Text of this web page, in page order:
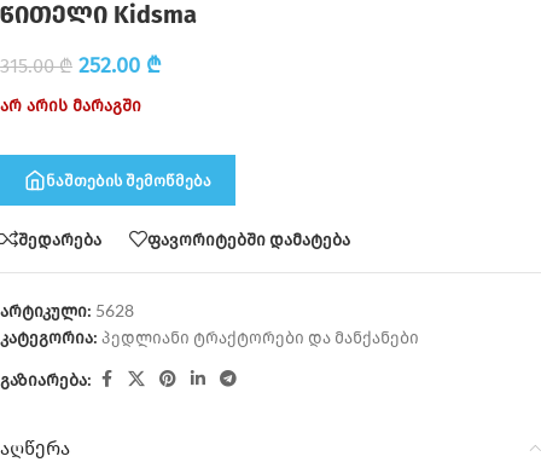
წითელი Kidsma
315.00₾ 252.00 ₾
არ არის მარაგში
ნაშთების შემოწმება
შედარება ფავორიტებში დამატება
არტიკული: 5628
კატეგორია: პედლიანი ტრაქტორები და მანქანები
გაზიარება:
აღწერა